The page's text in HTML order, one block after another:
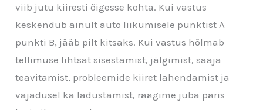
viib jutu kiiresti õigesse kohta. Kui vastus
keskendub ainult auto liikumisele punktist A
punkti B, jääb pilt kitsaks. Kui vastus hõlmab
tellimuse lihtsat sisestamist, jälgimist, saaja
teavitamist, probleemide kiiret lahendamist ja
vajadusel ka ladustamist, räägime juba päris